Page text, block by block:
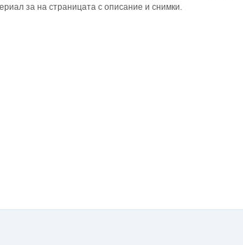
за на страницата с описание и снимки.